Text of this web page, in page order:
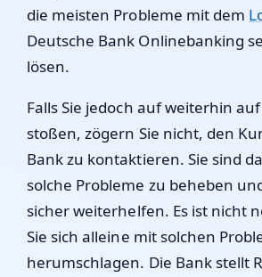
die meisten Probleme mit dem
Deutsche Bank Onlinebanking
lösen.
Falls Sie jedoch auf weiterhin
stoßen, zögern Sie nicht, den
Bank zu kontaktieren. Sie sind
solche Probleme zu beheben
sicher weiterhelfen. Es ist nicht
Sie sich alleine mit solchen
herumschlagen. Die Bank stellt